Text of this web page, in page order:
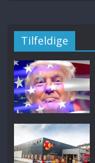
Tilfeldige